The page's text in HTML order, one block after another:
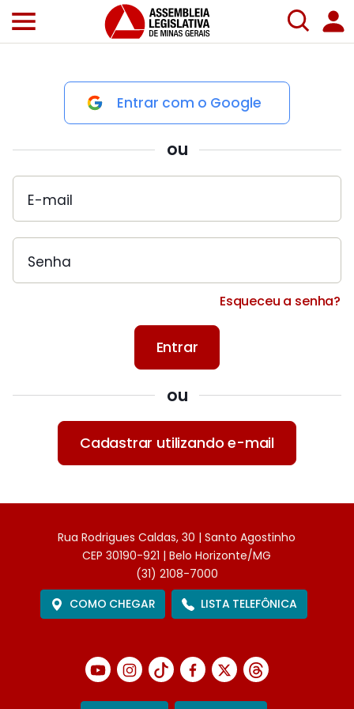
Entrar com o Google
ou
E-mail
Senha
Esqueceu a senha?
Entrar
ou
Cadastrar utilizando e-mail
Rua Rodrigues Caldas, 30 | Santo Agostinho
CEP 30190-921 | Belo Horizonte/MG
(31) 2108-7000
COMO CHEGAR
LISTA TELEFÔNICA